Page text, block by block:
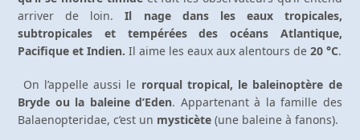
arriver de loin.Il nage dans les eaux tropicales,
subtropicales et tempérées des océans Atlantique,
Pacifique et Indien. Il aime les eaux aux alentours de20 °C.
On l’appelle aussi le rorqual tropical, le baleinoptère de
Bryde ou la baleine d’Eden. Appartenant à la famille des
Balaenopteridae, c’est un mysticète (une baleine à fanons).